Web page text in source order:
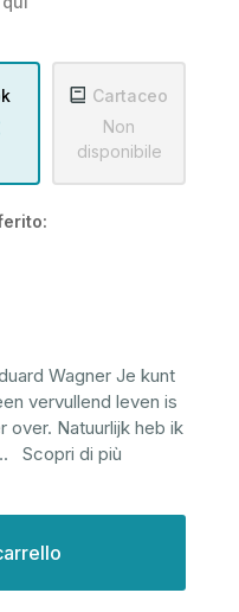
Cartaceo
Non
disponibile
Wagner Je kunt
vervullend leven is
over. Natuurlijk heb ik
Scopri di più